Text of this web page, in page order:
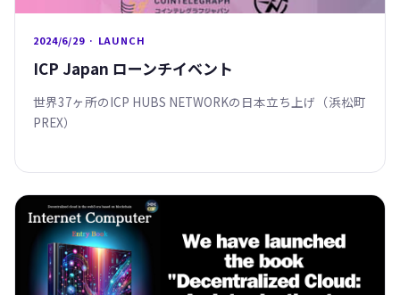
2024/6/29 · LAUNCH
ICP Japan ローンチイベント
世界37ヶ所のICP HUBS NETWORKの日本立ち上げ（浜松町
PREX）